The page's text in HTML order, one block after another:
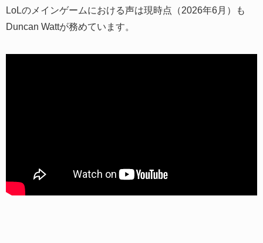
LoLのメインゲームにおける声は現時点（2026年6月）も
Duncan Wattが務めています。